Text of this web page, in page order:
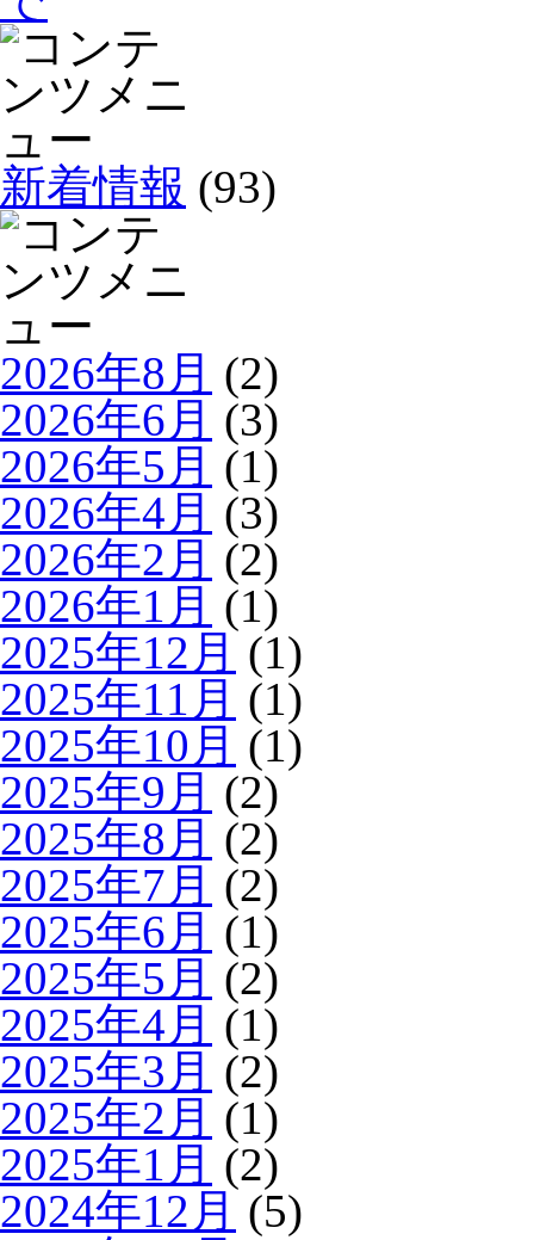
新着情報 (93)
2026年8月 (2)
2026年6月 (3)
2026年5月 (1)
2026年4月 (3)
2026年2月 (2)
2026年1月 (1)
2025年12月 (1)
2025年11月 (1)
2025年10月 (1)
2025年9月 (2)
2025年8月 (2)
2025年7月 (2)
2025年6月 (1)
2025年5月 (2)
2025年4月 (1)
2025年3月 (2)
2025年2月 (1)
2025年1月 (2)
2024年12月 (5)